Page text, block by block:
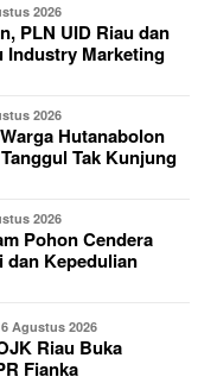
2026
PLN UID Riau dan
Industry Marketing
2026
Hutanabolon
Tak Kunjung
2026
Pohon Cendera
dan Kepedulian
6 Agustus 2026
Riau Buka
Fianka